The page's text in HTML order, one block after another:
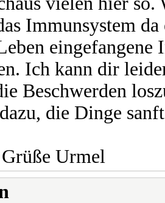
Immunsystem
eingefangene
Ich kann dir
Beschwerden
die Dinge
Urmel